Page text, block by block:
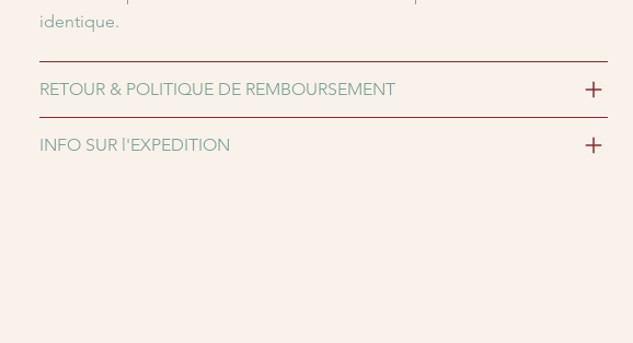
identique.
RETOUR & POLITIQUE DE REMBOURSEMENT
INFO SUR l'EXPEDITION